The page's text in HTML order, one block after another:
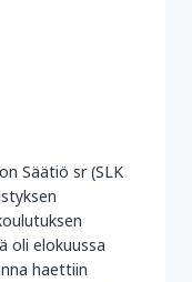
Säätiö sr (SLK
oli elokuussa
haettiin